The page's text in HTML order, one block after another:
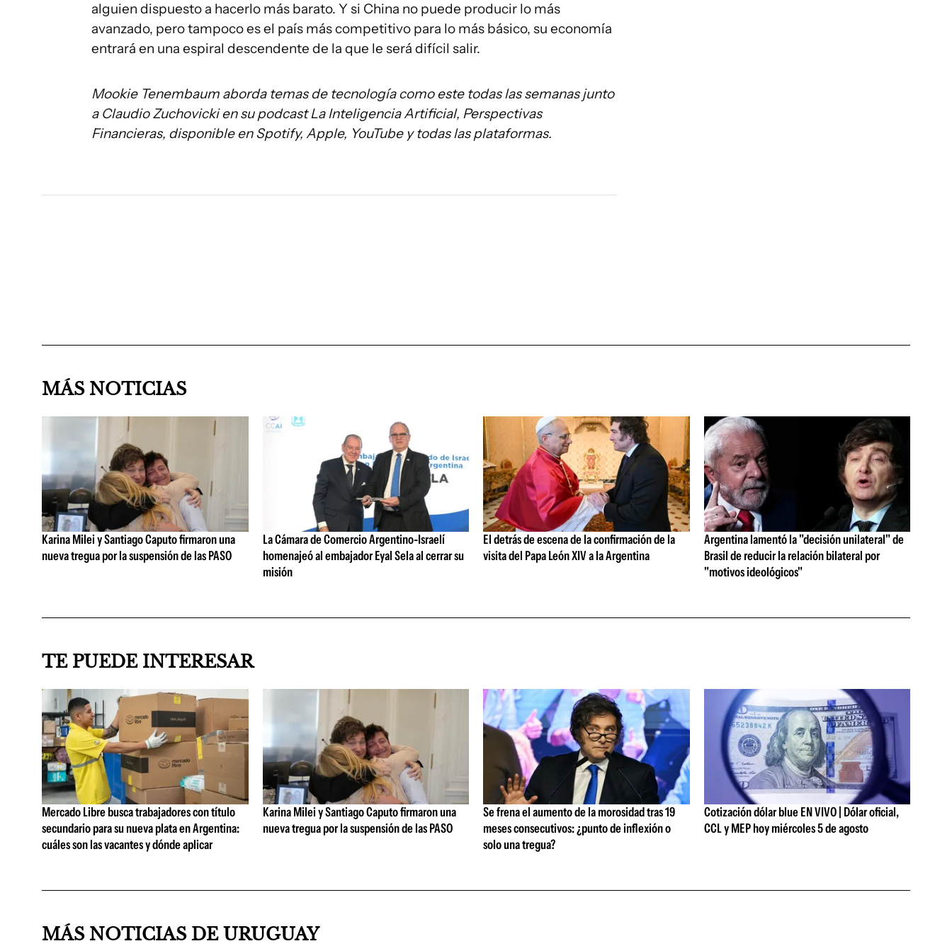
alguien dispuesto a hacerlo más barato. Y si China no puede producir lo más
avanzado, pero tampoco es el país más competitivo para lo más básico, su economía
entrará en una espiral descendente de la que le será difícil salir.
Mookie Tenembaum aborda temas de tecnología como este todas las semanas junto
a Claudio Zuchovicki en su podcast La Inteligencia Artificial, Perspectivas
Financieras, disponible en Spotify, Apple, YouTube y todas las plataformas.
MÁS NOTICIAS
Karina Milei y Santiago Caputo firmaron una
nueva tregua por la suspensión de las PASO
La Cámara de Comercio Argentino-Israelí
homenajeó al embajador Eyal Sela al cerrar su
misión
El detrás de escena de la confirmación de la
visita del Papa León XIV a la Argentina
Argentina lamentó la "decisión unilateral" de
Brasil de reducir la relación bilateral por
"motivos ideológicos"
TE PUEDE INTERESAR
Mercado Libre busca trabajadores con título
secundario para su nueva plata en Argentina:
cuáles son las vacantes y dónde aplicar
Karina Milei y Santiago Caputo firmaron una
nueva tregua por la suspensión de las PASO
Se frena el aumento de la morosidad tras 19
meses consecutivos: ¿punto de inflexión o
solo una tregua?
Cotización dólar blue EN VIVO | Dólar oficial,
CCL y MEP hoy miércoles 5 de agosto
MÁS NOTICIAS DE URUGUAY